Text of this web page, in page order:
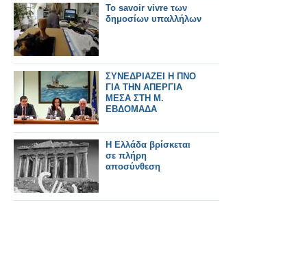
Το savoir vivre των
δημοσίων υπαλλήλων
ΣΥΝΕΔΡΙΑΖΕΙ Η ΠΝΟ
ΓΙΑ ΤΗΝ ΑΠΕΡΓΙΑ
ΜΕΣΑ ΣΤΗ Μ.
ΕΒΔΟΜΑΔΑ
Η Ελλάδα βρίσκεται
σε πλήρη
αποσύνθεση